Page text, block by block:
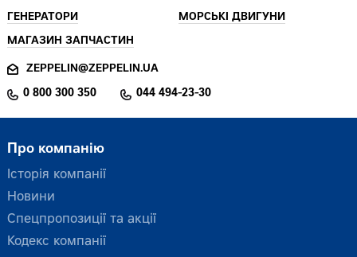
ГЕНЕРАТОРИ МОРСЬКІ ДВИГУНИ
МАГАЗИН ЗАПЧАСТИН
ZEPPELIN@ZEPPELIN.UA
0 800 300 350 044 494-23-30
Про компанію
Історія компанії
Новини
Спецпропозиції та акції
Кодекс компанії